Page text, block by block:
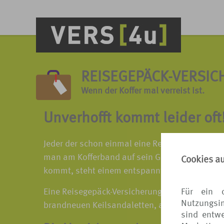
Cookies
Für ein
sind
REISEGEPÄCK-
Wenn der Koffer mal verreist ist.
Unverhofft kommt leider
Jeder der schon einmal eine Reise
man am Kofferband auf sein Gepäck wartet,
kommt, steht einem entspannten Urlaub
Eine Reisegepäck-Versicherung ersetzt
brandneuen Keilsandaletten, aber